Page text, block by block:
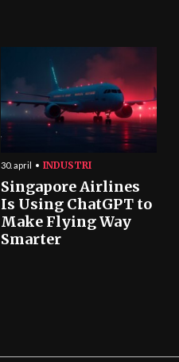
30. april INDUSTRI
Singapore Airlines
Is Using ChatGPT to
Make Flying Way
Smarter